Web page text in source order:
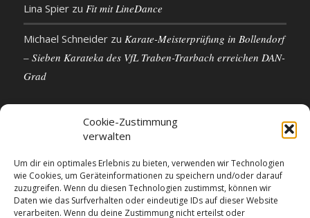
Cookie-Zustimmung
verwalten
Um dir ein optimales Erlebnis zu bieten, verwenden wir Technologien
wie Cookies, um Geräteinformationen zu speichern und/oder darauf
zuzugreifen. Wenn du diesen Technologien zustimmst, können wir
Daten wie das Surfverhalten oder eindeutige IDs auf dieser Website
verarbeiten. Wenn du deine Zustimmung nicht erteilst oder
Lina Spierzu Fit mit LineDance
Michael Schneiderzu Karate-Meisterprüfung in Bollendorf
– Sieben Karateka des VfL Traben-Trarbach erreichen DAN-
Grad
KONTAKTDETAILS
VfL 1861 e.V. Traben-Trarbach
Neue Rathausstr. 18
56841 Traben-Trarbach